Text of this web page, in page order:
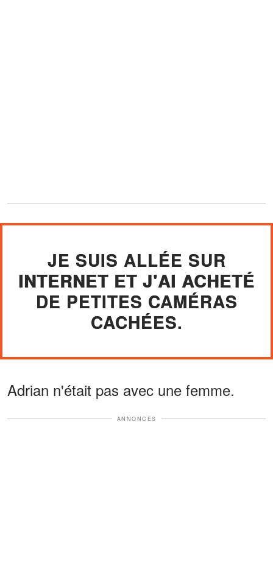
JE SUIS ALLÉE SUR
INTERNET ET J'AI ACHETÉ
DE PETITES CAMÉRAS
CACHÉES.
Adrian n'était pas avec une femme.
ANNONCES